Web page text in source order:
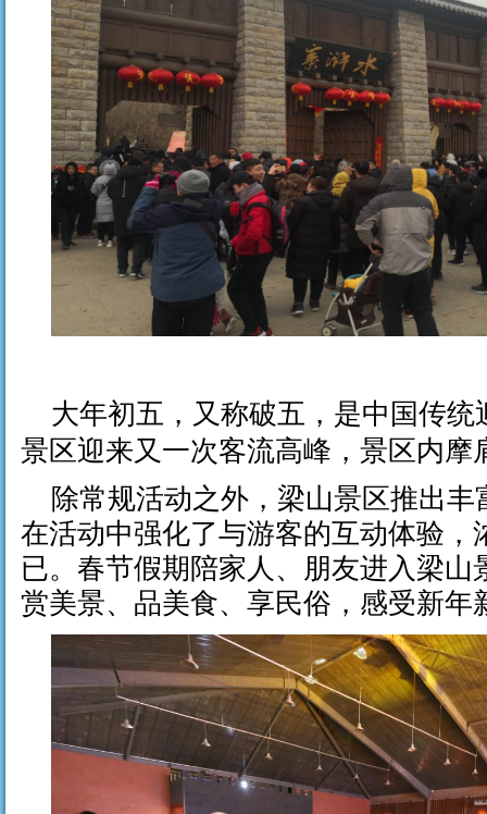
大年初五，又称破五，是中国传统
景区迎来又一次客流高峰，景区内摩
除常规活动之外，梁山景区推出
在活动中强化了与游客的互动体验，
已。春节假期陪家人、朋友进入梁山
赏美景、品美食、享民俗，感受新年